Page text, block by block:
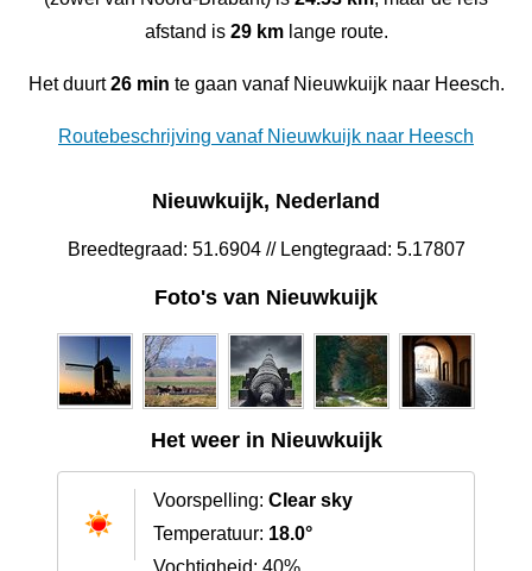
afstand is 29 kmlange route.
Het duurt26 min te gaan vanaf Nieuwkuijk naar Heesch.
Routebeschrijving vanaf Nieuwkuijk naar Heesch
Nieuwkuijk, Nederland
Breedtegraad: 51.6904 // Lengtegraad: 5.17807
Foto's van Nieuwkuijk
Het weer in Nieuwkuijk
Voorspelling: Clear sky
Temperatuur: 18.0°